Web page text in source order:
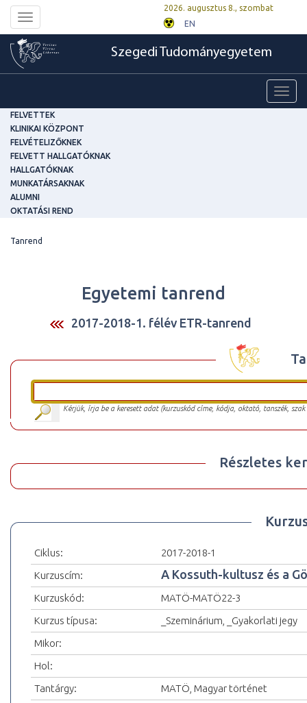
Toggle
navigation
2026. augusztus 8., szombat
EN
Szegedi Tudományegyetem
FELVETTEK
KLINIKAI KÖZPONT
FELVÉTELIZŐKNEK
FELVETT HALLGATÓKNAK
HALLGATÓKNAK
MUNKATÁRSAKNAK
ALUMNI
OKTATÁSI REND
Tanrend
Egyetemi tanrend
2017-2018-1. félév ETR-tanrend
Kérjük, írja be a keresett adat (kurzuskód címe, kódja, oktató, tanszék,
Részletes
Ciklus:
2017-2018-1
Kurzuscím:
A Kossuth-kultusz és a
Kurzuskód:
MATÖ-MATÖ22-3
Kurzus típusa:
_Szeminárium, _Gyakorlati jegy
Mikor:
Hol:
Tantárgy:
MATÖ, Magyar történet